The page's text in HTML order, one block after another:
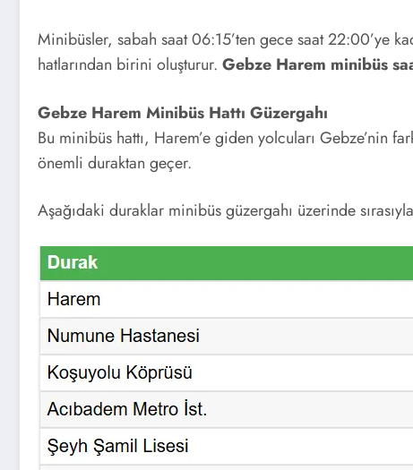
Minibüsler, sabah saat 06:15’ten gece saat 22:00’ye
hatlarından birini oluşturur. Gebze Harem minibüs
Gebze Harem Minibüs Hattı Güzergahı
Bu minibüs hattı, Harem’e giden yolcuları Gebze’nin
önemli duraktan geçer.
Aşağıdaki duraklar minibüs güzergahı üzerinde